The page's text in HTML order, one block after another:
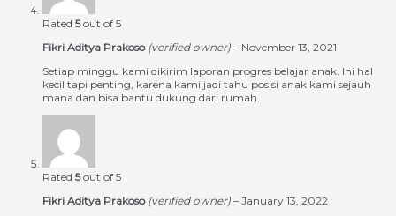
Rated 5out of 5
Fikri Aditya Prakoso (verified owner) – November 13, 2021
Setiap minggu kami dikirim laporan progres belajar anak. Ini hal
kecil tapi penting, karena kami jadi tahu posisi anak kami sejauh
mana dan bisa bantu dukung dari rumah.
Rated 5out of 5
Fikri Aditya Prakoso (verified owner) – January 13, 2022